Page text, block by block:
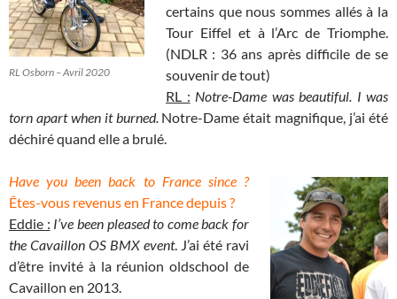
RL Osborn – Avril 2020
certains que nous sommes allés à la
Tour Eiffel et à l’Arc de Triomphe.
(NDLR : 36 ans après difficile de se
souvenir de tout)
RL : Notre-Dame was beautiful. I was
torn apart when it burned.Notre-Dame était magnifique, j’ai été
déchiré quand elle a brulé.
Have you been back to France since ?
Êtes-vous revenus en France depuis ?
Eddie : I’ve been pleased to come back for
the Cavaillon OS BMX event. J’ai été ravi
d’être invité à la réunion oldschool de
Cavaillon en 2013.